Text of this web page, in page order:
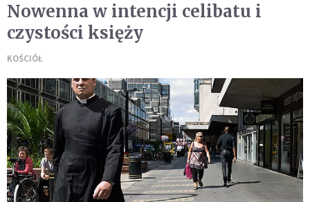
Nowenna w intencji celibatu i
czystości księży
KOŚCIÓŁ